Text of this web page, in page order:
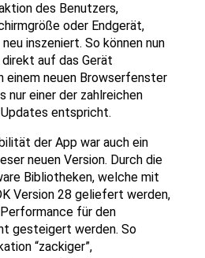
des Benutzers,
oder Endgerät,
inszeniert. So können nun
auf das Gerät
einem neuen Browserfenster
einer der zahlreichen
entspricht.
der App war auch ein
neuen Version. Durch die
Bibliotheken, welche mit
Version 28 geliefert werden,
für den
gesteigert werden. So
“zackiger”,